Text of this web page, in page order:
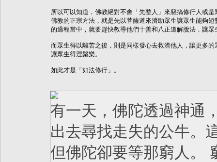
所以可以知道，佛教絕對不會「先整人」來惡搞修行人或
佛教的正宗方法，就是先以菩薩道來濟助眾生讓眾生能夠
的過程當中，就要趕快教導他們十善和八正道解脫法，讓眾
而眾生得以離苦之後，則是同樣發心去救濟他人，讓更多
讓眾生得涅槃樂。
如此才是「如法修行」。
有一天，佛陀透過神通
出去尋找走失的公牛。
但佛陀卻要等那窮人。